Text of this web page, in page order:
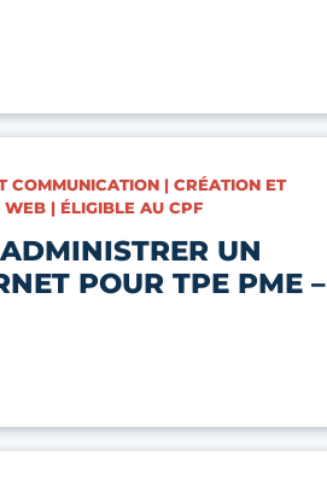
COMMUNICATION | CRÉATION ET
WEB | ÉLIGIBLE AU CPF
UN
POUR TPE PME –